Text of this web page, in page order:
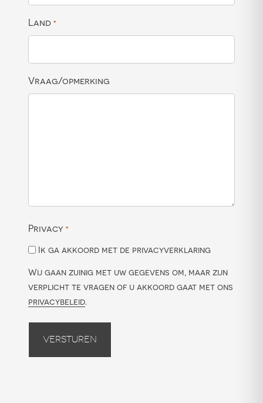
Land *
Vraag/opmerking
Privacy *
Ik ga akkoord met de privacyverklaring
Wij gaan zuinig met uw gegevens om, maar zijn
verplicht te vragen of u akkoord gaat met ons
privacybeleid.
Versturen